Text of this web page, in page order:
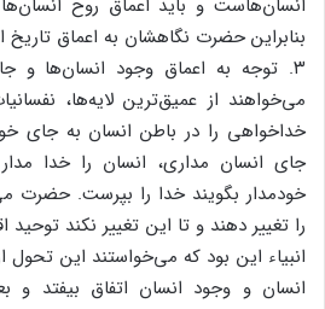
بنابراین حضرت نگاهشان به اعماق
۳. توجه به اعماق وجود انسان‌ها و
می‌خواهند از عمیق‌ترین لایه‌ها،
خداخواهی را در باطن انسان به جای
جای انسان مداری، انسان را خدا
خودمدار بگویند خدا را بپرست. حضرت
را تغییر دهند و تا این تغییر نکند
انبیاء این بود که می‌خواستند این
انسان و وجود انسان اتفاق بیفتد و